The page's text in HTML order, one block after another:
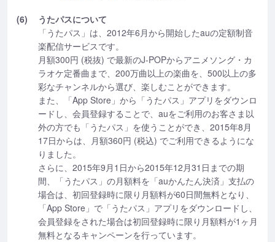
(6)
うたパスについて
「うたパス」は、2012年6月から開始したauの定額制音
楽配信サービスです。
月額300円 (税抜) で最新のJ-POPからアニメソング・カ
ラオケ定番曲まで、200万曲以上の楽曲を、500以上の多
彩なチャンネルから選び、楽しむことができます。
また、「App Store」から「うたパス」アプリをダウンロ
ードし、会員登録することで、auをご利用のお客さま以
外の方でも「うたパス」を使うことができ、2015年8月
17日からは、月額360円 (税込) でご利用できるようにな
りました。
さらに、2015年9月1日から2015年12月31日までの期
間、「うたパス」の月額料を「auかんたん決済」支払の
場合は、初回登録時に限り月額料が60日間無料となり、
「App Store」で「うたパス」アプリをダウンロードし、
会員登録をされた場合は初回登録時に限り月額料が1ヶ月
無料となるキャンペーンを行っています。